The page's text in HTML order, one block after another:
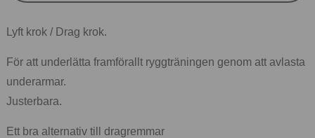
Lyft krok / Drag krok.
För att underlätta framförallt ryggträningen genom att avlasta
underarmar.
Justerbara.
Ett bra alternativ till dragremmar